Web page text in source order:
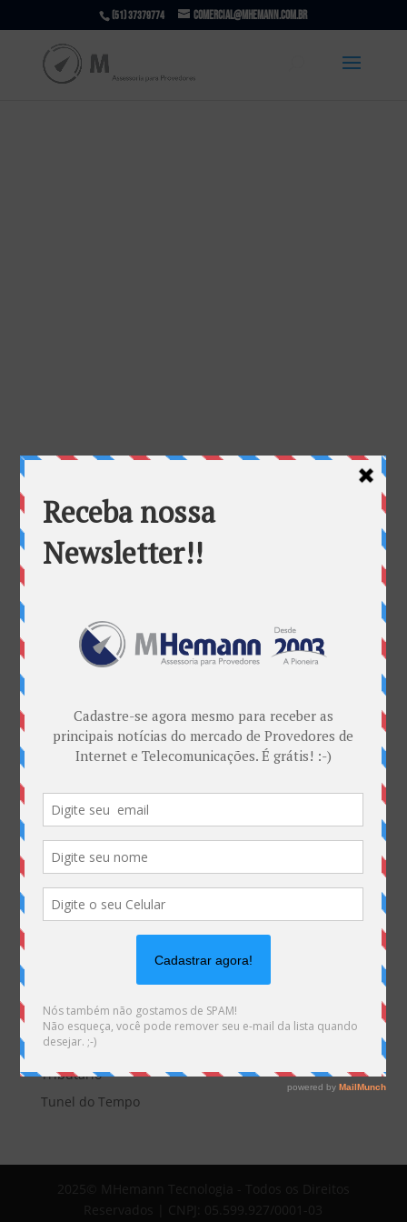
(51) 37379774 comercial@mhemann.com.br
Provedores do Mato Grosso do Sul contarão com primeiros PTTs do
estado
porMarketing MHemann|set 28, 2017
Mato Grosso do Sul terá seus primeiros PTTs (Pontos
a Prefeitura de Campo Grande e a Associação de
Provedores do Mato Grosso do Sul (Apims) foi
possível o...
Categorias
ANATEL & Política
Casos de Sucesso
EDITORIAL
Empresas
Eventos
Interesses
Sem categoria
Tecnologia
Tributário
Tunel do Tempo